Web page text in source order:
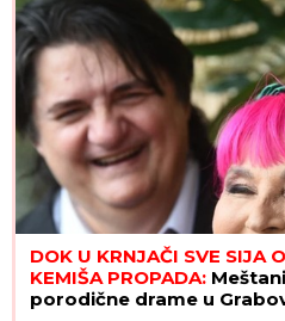
DOK U KRNJAČI SVE SIJA
KEMIŠA PROPADA:
porodične drame u